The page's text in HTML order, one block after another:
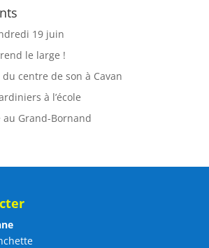
19 juin
le large !
centre de son à Cavan
à l’école
au Grand-Bornand